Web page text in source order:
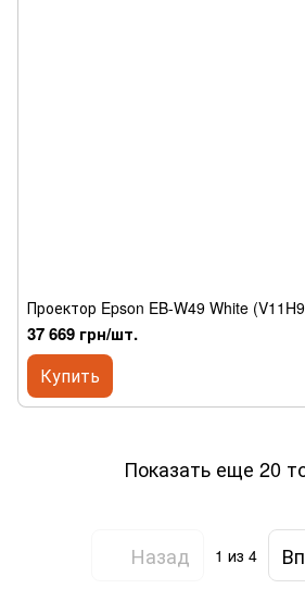
Проектор Epson EB-W49 White
37 669 грн/шт.
Купить
Показать еще 20
Назад 1 из 4